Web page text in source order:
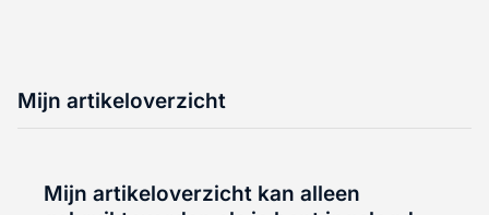
Mijn artikeloverzicht
Mijn artikeloverzicht kan alleen